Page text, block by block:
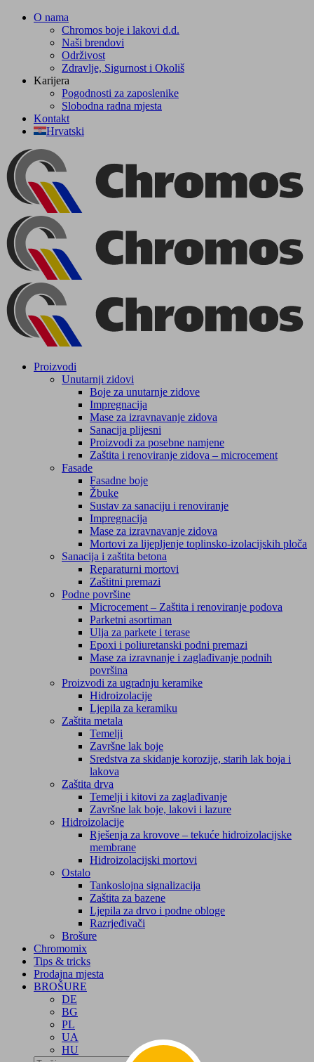
Skip
O nama
Chromos boje i lakovi d.d.
Naši brendovi
Održivost
Zdravlje, Sigurnost i Okoliš
Karijera
Pogodnosti za zaposlenike
Slobodna radna mjesta
Kontakt
Hrvatski
Facebook
YouTube
Proizvodi
Unutarnji zidovi
Boje za unutarnje zidove
Impregnacija
Mase za izravnavanje zidova
Sanacija plijesni
Proizvodi za posebne namjene
Zaštita i renoviranje zidova – microcement
Fasade
Fasadne boje
Žbuke
Sustav za sanaciju i renoviranje
Impregnacija
Mase za izravnavanje zidova
Mortovi za lijepljenje toplinsko-izolacijskih ploča
Sanacija i zaštita betona
Reparaturni mortovi
Zaštitni premazi
Podne površine
Microcement – Zaštita i renoviranje podova
Parketni asortiman
Ulja za parkete i terase
Epoxi i poliuretanski podni premazi
Mase za izravnanje i zaglađivanje podnih
površina
Proizvodi za ugradnju keramike
Hidroizolacije
Ljepila za keramiku
Zaštita metala
Temelji
Završne lak boje
Sredstva za skidanje korozije, starih lak boja i
lakova
Zaštita drva
Temelji i kitovi za zaglađivanje
Završne lak boje, lakovi i lazure
Hidroizolacije
Rješenja za krovove – tekuće hidroizolacijske
membrane
Hidroizolacijski mortovi
Ostalo
Tankoslojna signalizacija
Zaštita za bazene
Ljepila za drvo i podne obloge
Razrjeđivači
Brošure
Chromomix
Tips & tricks
Prodajna mjesta
BROŠURE
DE
BG
PL
UA
HU